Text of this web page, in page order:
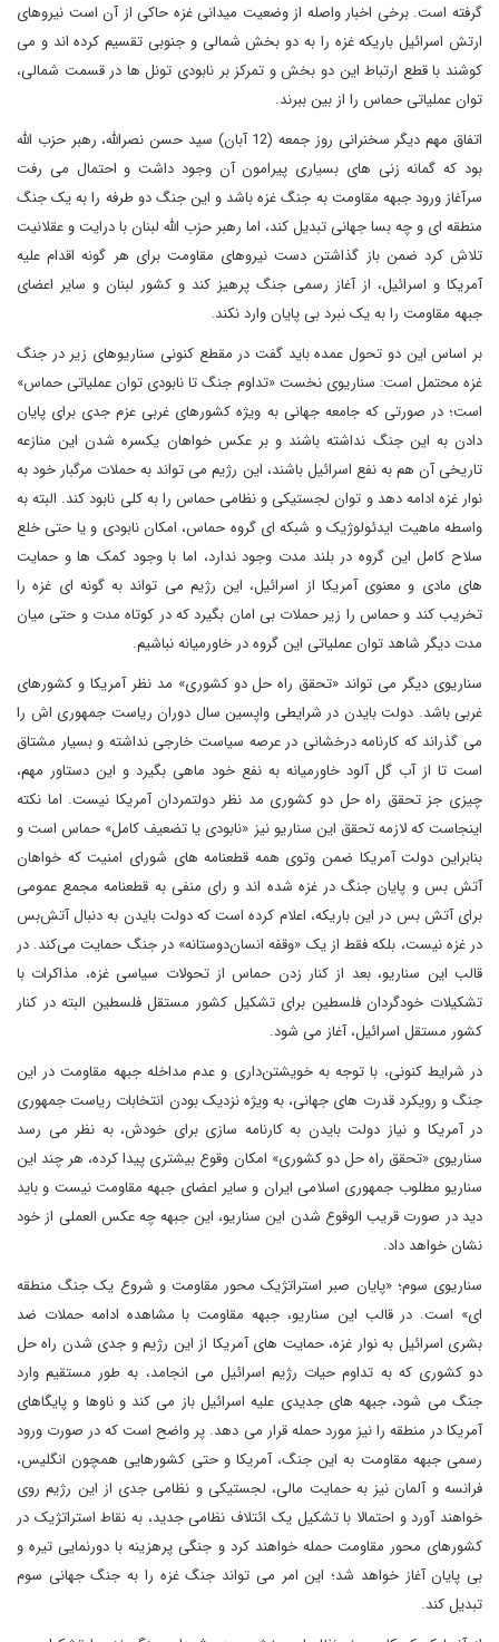
گرفته است. برخی اخبار واصله از وضعیت میدانی غزه حاکی از آن است نیروهای
ارتش اسرائیل باریکه غزه را به دو بخش شمالی و جنوبی تقسیم کرده اند و می
کوشند با قطع ارتباط این دو بخش و تمرکز بر نابودی تونل ها در قسمت شمالی،
توان عملیاتی حماس را از بین ببرند.
اتفاق مهم دیگر سخنرانی روز جمعه (12 آبان) سید حسن نصرالله، رهبر حزب الله
بود که گمانه زنی های بسیاری پیرامون آن وجود داشت و احتمال می رفت
سرآغاز ورود جبهه مقاومت به جنگ غزه باشد و این جنگ دو طرفه را به یک جنگ
منطقه ای و چه بسا جهانی تبدیل کند، اما رهبر حزب الله لبنان با درایت و عقلانیت
تلاش کرد ضمن باز گذاشتن دست نیروهای مقاومت برای هر گونه اقدام علیه
آمریکا و اسرائیل، از آغاز رسمی جنگ پرهیز کند و کشور لبنان و سایر اعضای
جبهه مقاومت را به یک نبرد بی پایان وارد نکند.
بر اساس این دو تحول عمده باید گفت در مقطع کنونی سناریوهای زیر در جنگ
غزه محتمل است: سناریوی نخست «تداوم جنگ تا نابودی توان عملیاتی حماس»
است؛ در صورتی که جامعه جهانی به ویژه کشورهای غربی عزم جدی برای پایان
دادن به این جنگ نداشته باشند و بر عکس خواهان یکسره شدن این منازعه
تاریخی آن هم به نفع اسرائیل باشند، این رژیم می تواند به حملات مرگبار خود به
نوار غزه ادامه دهد و توان لجستیکی و نظامی حماس را به کلی نابود کند. البته به
واسطه ماهیت ایدئولوژیک و شبکه ای گروه حماس، امکان نابودی و یا حتی خلع
سلاح کامل این گروه در بلند مدت وجود ندارد، اما با وجود کمک ها و حمایت
های مادی و معنوی آمریکا از اسرائیل، این رژیم می تواند به گونه ای غزه را
تخریب کند و حماس را زیر حملات بی امان بگیرد که در کوتاه مدت و حتی میان
مدت دیگر شاهد توان عملیاتی این گروه در خاورمیانه نباشیم.
سناریوی دیگر می تواند «تحقق راه حل دو کشوری» مد نظر آمریکا و کشورهای
غربی باشد. دولت بایدن در شرایطی واپسین سال دوران ریاست جمهوری اش را
می گذراند که کارنامه درخشانی در عرصه سیاست خارجی نداشته و بسیار مشتاق
است تا از آب گل آلود خاورمیانه به نفع خود ماهی بگیرد و این دستاور مهم،
چیزی جز تحقق راه حل دو کشوری مد نظر دولتمردان آمریکا نیست. اما نکته
اینجاست که لازمه تحقق این سناریو نیز «نابودی یا تضعیف کامل» حماس است و
بنابراین دولت آمریکا ضمن وتوی همه قطعنامه های شورای امنیت که خواهان
آتش بس و پایان جنگ در غزه شده اند و رای منفی به قطعنامه مجمع عمومی
برای آتش بس در این باریکه، اعلام کرده است که دولت بایدن به دنبال آتش‌بس
در غزه نیست، بلکه فقط از یک «وقفه انسان‌دوستانه» در جنگ حمایت می‌کند. در
قالب این سناریو، بعد از کنار زدن حماس از تحولات سیاسی غزه، مذاکرات با
تشکیلات خودگردان فلسطین برای تشکیل کشور مستقل فلسطین البته در کنار
کشور مستقل اسرائیل، آغاز می شود.
در شرایط کنونی، با توجه به خویشتن‌داری و عدم مداخله جبهه مقاومت در این
جنگ و رویکرد قدرت های جهانی، به ویژه نزدیک بودن انتخابات ریاست جمهوری
در آمریکا و نیاز دولت بایدن به کارنامه سازی برای خودش، به نظر می رسد
سناریوی «تحقق راه حل دو کشوری» امکان وقوع بیشتری پیدا کرده، هر چند این
سناریو مطلوب جمهوری اسلامی ایران و سایر اعضای جبهه مقاومت نیست و باید
دید در صورت قریب الوقوع شدن این سناریو، این جبهه چه عکس العملی از خود
نشان خواهد داد.
سناریوی سوم؛ «پایان صبر استراتژیک محور مقاومت و شروع یک جنگ منطقه
ای» است. در قالب این سناریو، جبهه مقاومت با مشاهده ادامه حملات ضد
بشری اسرائیل به نوار غزه، حمایت های آمریکا از این رژیم و جدی شدن راه حل
دو کشوری که به تداوم حیات رژیم اسرائیل می انجامد، به طور مستقیم وارد
جنگ می شود، جبهه های جدیدی علیه اسرائیل باز می کند و ناوها و پایگاهای
آمریکا در منطقه را نیز مورد حمله قرار می دهد. پر واضح است که در صورت ورود
رسمی جبهه مقاومت به این جنگ، آمریکا و حتی کشورهایی همچون انگلیس،
فرانسه و آلمان نیز به حمایت مالی، لجستیکی و نظامی جدی از این رژیم روی
خواهند آورد و احتمالا با تشکیل یک ائتلاف نظامی جدید، به نقاط استراتژیک در
کشورهای محور مقاومت حمله خواهند کرد و جنگی پرهزینه با دورنمایی تیره و
بی پایان آغاز خواهد شد؛ این امر می تواند جنگ غزه را به جنگ جهانی سوم
تبدیل کند.